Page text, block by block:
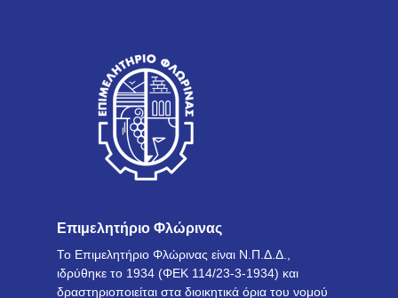
Επιμελητήριο Φλώρινας
Το Επιμελητήριο Φλώρινας είναι Ν.Π.Δ.Δ.,
ιδρύθηκε το 1934 (ΦΕΚ 114/23-3-1934) και
δραστηριοποιείται στα διοικητικά όρια του νομού